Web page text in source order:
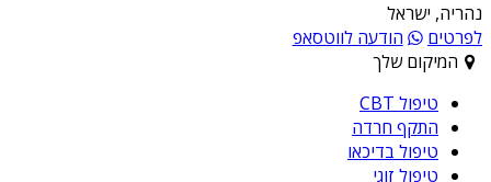
נהריה, ישראל
לפרטים
הודעה לווטסאפ
המיקום שלך
טיפול CBT
התקף חרדה
טיפול בדיכאו
טיפול זוגי